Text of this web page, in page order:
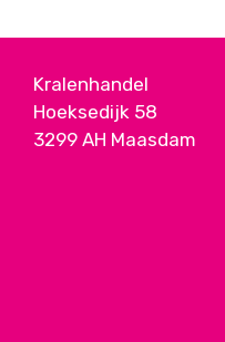
Kralenhandel
Hoeksedijk 58
3299 AH Maasdam